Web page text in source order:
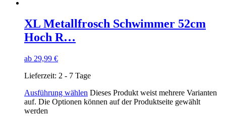
XL Metallfrosch Schwimmer 52cm
Hoch R…
ab 29,99 €
Lieferzeit: 2 - 7 Tage
Ausführung wählen Dieses Produkt weist mehrere Varianten
auf. Die Optionen können auf der Produktseite gewählt
werden